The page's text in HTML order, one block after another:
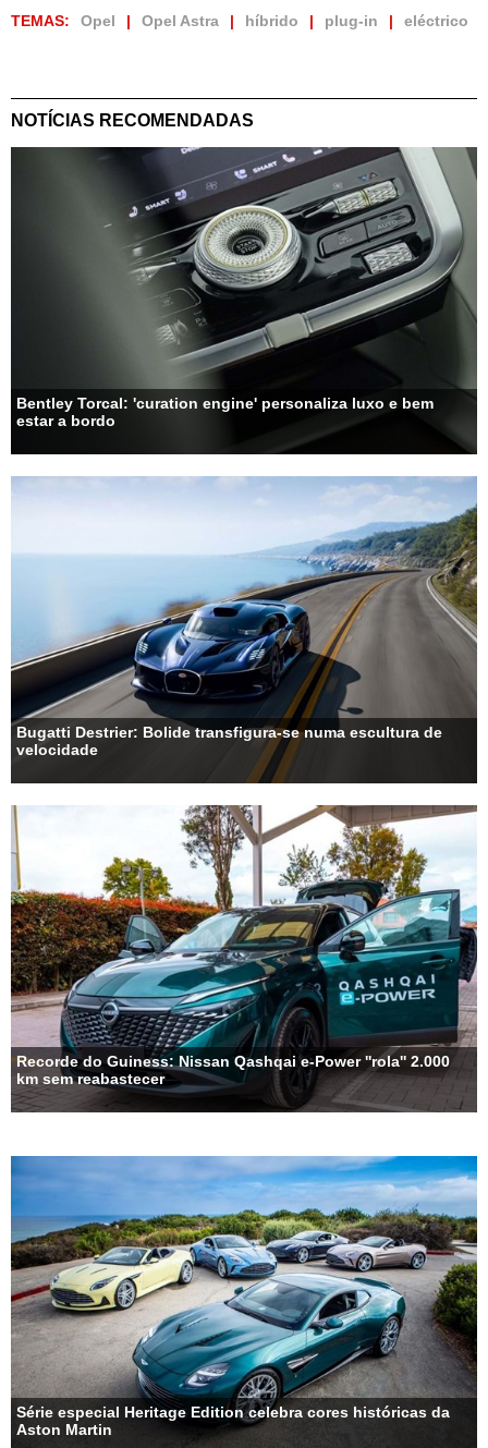
TEMAS: Opel Opel Astra híbrido plug-in eléctrico
NOTÍCIAS RECOMENDADAS
Bentley Torcal: 'curation engine' personaliza luxo e bem
estar a bordo
Bugatti Destrier: Bolide transfigura-se numa escultura de
velocidade
Recorde do Guiness: Nissan Qashqai e-Power ''rola'' 2.000
km sem reabastecer
Série especial Heritage Edition celebra cores históricas da
Aston Martin